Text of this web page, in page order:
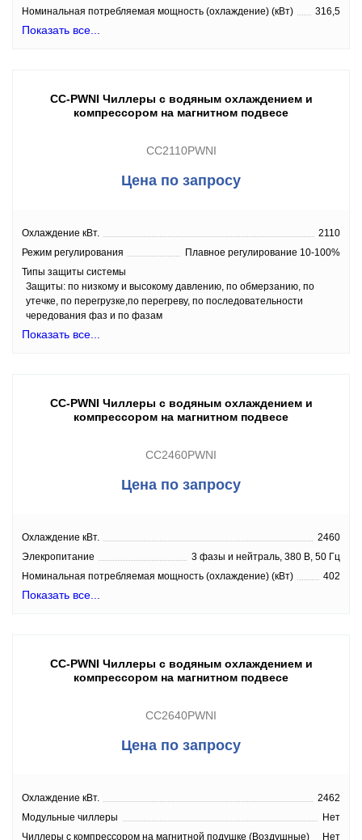
Номинальная потребляемая мощность (охлаждение) (кВт)
316,5
Показать все...
CC-PWNI Чиллеры с водяным охлаждением и
компрессором на магнитном подвесе
CC2110PWNI
Цена по запросу
Охлаждение кВт.
2110
Режим регулирования
Плавное регулирование 10-100%
Типы защиты системы
Защиты: по низкому и высокому давлению, по обмерзанию, по
утечке, по перегрузке,по перегреву, по последовательности
чередования фаз и по фазам
Показать все...
CC-PWNI Чиллеры с водяным охлаждением и
компрессором на магнитном подвесе
CC2460PWNI
Цена по запросу
Охлаждение кВт.
2460
Элекропитание
3 фазы и нейтраль, 380 В, 50 Гц
Номинальная потребляемая мощность (охлаждение) (кВт)
402
Показать все...
CC-PWNI Чиллеры с водяным охлаждением и
компрессором на магнитном подвесе
CC2640PWNI
Цена по запросу
Охлаждение кВт.
2462
Модульные чиллеры
Нет
Чиллеры с компрессором на магнитной подушке (Воздушные)
Нет